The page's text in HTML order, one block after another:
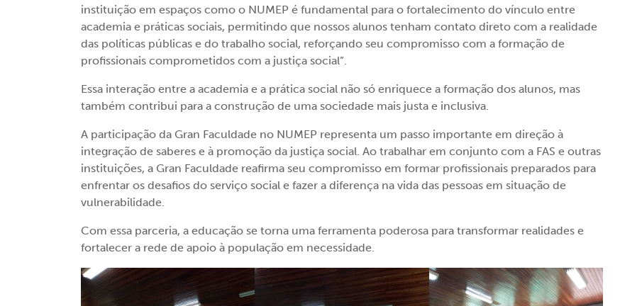
instituição em espaços como o NUMEP é fundamental para o fortalecimento do vínculo entre
academia e práticas sociais, permitindo que nossos alunos tenham contato direto com a realidade
das políticas públicas e do trabalho social, reforçando seu compromisso com a formação de
profissionais comprometidos com a justiça social”.
Essa interação entre a academia e a prática social não só enriquece a formação dos alunos, mas
também contribui para a construção de uma sociedade mais justa e inclusiva.
A participação da Gran Faculdade no NUMEP representa um passo importante em direção à
integração de saberes e à promoção da justiça social. Ao trabalhar em conjunto com a FAS e outras
instituições, a Gran Faculdade reafirma seu compromisso em formar profissionais preparados para
enfrentar os desafios do serviço social e fazer a diferença na vida das pessoas em situação de
vulnerabilidade.
Com essa parceria, a educação se torna uma ferramenta poderosa para transformar realidades e
fortalecer a rede de apoio à população em necessidade.